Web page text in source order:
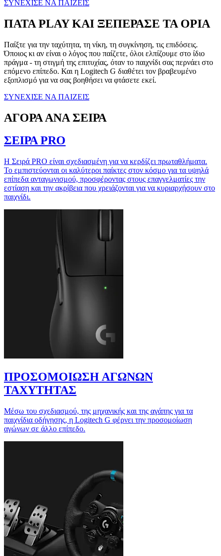
ΣΥΝΕΧΙΣΕ ΝΑ ΠΑΙΖΕΙΣ
ΠΑΤΑ PLAY ΚΑΙ ΞΕΠΕΡΑΣΕ ΤΑ ΟΡΙΑ
Παίξτε για την ταχύτητα, τη νίκη, τη συγκίνηση, τις επιδόσεις.
Όποιος κι αν είναι ο λόγος που παίζετε, όλοι ελπίζουμε στο ίδιο
πράγμα - τη στιγμή της επιτυχίας, όταν το παιχνίδι σας περνάει στο
επόμενο επίπεδο. Και η Logitech G διαθέτει τον βραβευμένο
εξοπλισμό για να σας βοηθήσει να φτάσετε εκεί.
ΣΥΝΕΧΙΣΕ ΝΑ ΠΑΙΖΕΙΣ
ΑΓΟΡΑ ΑΝΑ ΣΕΙΡΑ
ΣΕΙΡΑ PRO
Η Σειρά PRO είναι σχεδιασμένη για να κερδίζει πρωταθλήματα.
Το εμπιστεύονται οι καλύτεροι παίκτες στον κόσμο για τα υψηλά
επίπεδα ανταγωνισμού, προσφέροντας στους επαγγελματίες την
εστίαση και την ακρίβεια που χρειάζονται για να κυριαρχήσουν στο
παιχνίδι.
ΠΡΟΣΟΜΟΙΩΣΗ ΑΓΩΝΩΝ
ΤΑΧΥΤΗΤΑΣ
Μέσω του σχεδιασμού, της μηχανικής και της αγάπης για τα
παιχνίδια οδήγησης, η Logitech G φέρνει την προσομοίωση
αγώνων σε άλλο επίπεδο.